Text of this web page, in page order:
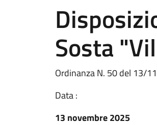
Sosta
Ordinanza N. 50 del 13/
Data :
13 novembre 2025